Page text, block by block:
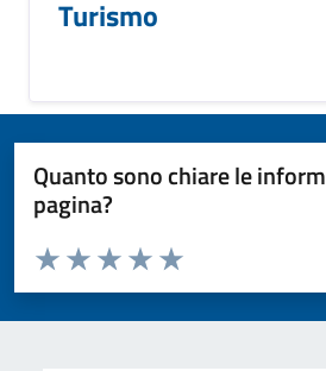
Turismo
Quanto sono chiare le
pagina?
Valuta da 1 a 5 stelle la pagina
Valuta 5 stelle su 5
Valuta 4 stelle su 5
Valuta 3 stelle su 5
Valuta 2 stelle su 5
Valuta 1 stelle su 5